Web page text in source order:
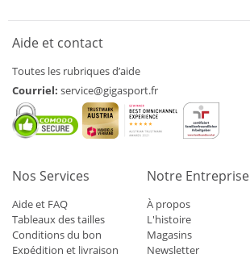
Aide et contact
Toutes les rubriques d’aide
Courriel: service@gigasport.fr
Nos Services
Aide et FAQ
Tableaux des tailles
Conditions du bon
Expédition et livraison
Notre Entreprise
À propos
L'histoire
Magasins
Newsletter